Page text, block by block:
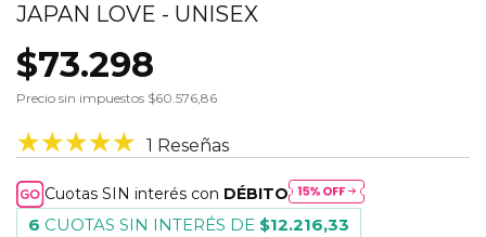
JAPAN LOVE - UNISEX
$73.298
Precio sin impuestos $60.576,86
1 Reseñas
Cuotas SIN interés con DÉBITO
6 CUOTAS SIN INTERÉS DE $12.216,33